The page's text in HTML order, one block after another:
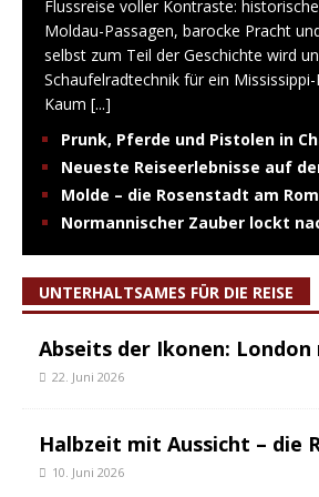
Flussreise voller Kontraste:
Moldau-Passagen, barocke Pracht
selbst zum Teil der Geschichte wird
Schaufelradtechnik für ein
Kaum [...]
Prunk, Pferde und Pistolen in
Neueste Reiseerlebnisse auf
Molde – die Rosenstadt am
Normannischer Zauber lockt
UNTERHALTSAMES FÜR DIE REISE
Abseits der Ikonen: London
22. Juni 2026
Halbzeit mit Aussicht – die
10. Juni 2026